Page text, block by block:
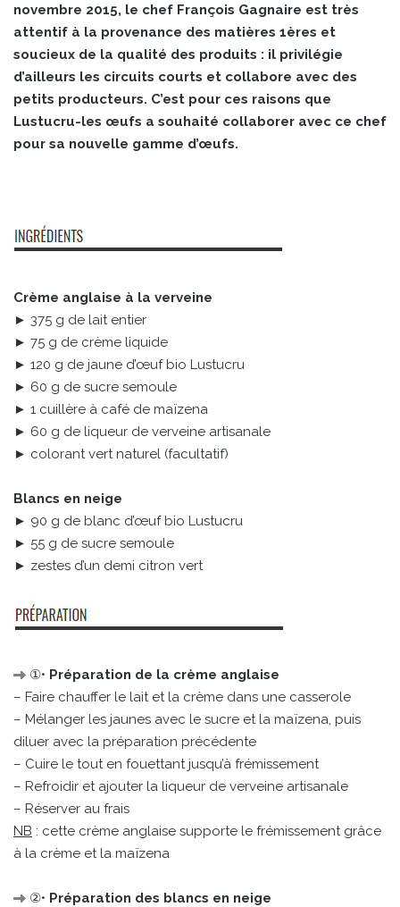
novembre 2015, le chef François Gagnaire est très
attentif à la provenance des matières 1ères et
soucieux de la qualité des produits : il privilégie
d’ailleurs les circuits courts et collabore avec des
petits producteurs. C’est pour ces raisons que
Lustucru-les œufs a souhaité collaborer avec ce chef
pour sa nouvelle gamme d’œufs.
Crème anglaise à la verveine
► 375 g de lait entier
► 75 g de crème liquide
► 120 g de jaune d’œuf bio Lustucru
► 60 g de sucre semoule
► 1 cuillère à café de maïzena
► 60 g de liqueur de verveine artisanale
► colorant vert naturel (facultatif)
Blancs en neige
► 90 g de blanc d’œuf bio Lustucru
► 55 g de sucre semoule
► zestes d’un demi citron vert
①• Préparation de la crème anglaise
– Faire chauffer le lait et la crème dans une casserole
– Mélanger les jaunes avec le sucre et la maïzena, puis
diluer avec la préparation précédente
– Cuire le tout en fouettant jusqu’à frémissement
– Refroidir et ajouter la liqueur de verveine artisanale
– Réserver au frais
NB : cette crème anglaise supporte le frémissement grâce
à la crème et la maïzena
②• Préparation des blancs en neige